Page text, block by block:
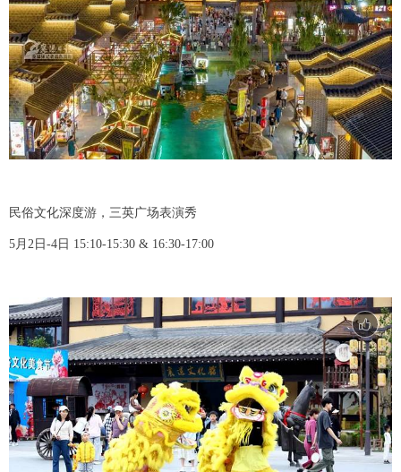
民俗文化深度游，三英广场表演秀
5月2日-4日 15:10-15:30 & 16:30-17:00